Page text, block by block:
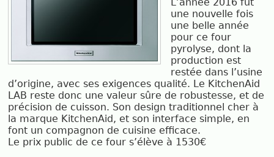
une nouvelle fois
une belle année
pour ce four
pyrolyse, dont la
production est
restée dans l’usine
d’origine, avec ses exigences qualité. Le KitchenAid
LAB reste donc une valeur sûre de robustesse, et de
précision de cuisson. Son design traditionnel cher à
la marque KitchenAid, et son interface simple, en
font un compagnon de cuisine efficace.
Le prix public de ce four s’élève à 1530€